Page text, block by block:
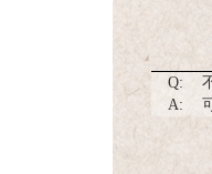
Q:
A: